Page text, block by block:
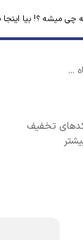
چی میشه ؟! بیا
تخفیف